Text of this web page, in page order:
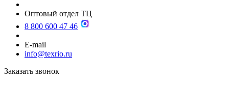
Оптовый отдел ТЦ
8 800 600 47 46
E-mail
info@texrio.ru
Заказать звонок